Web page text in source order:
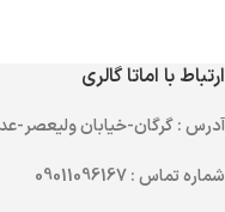
ارتباط با اماتا گالری
آدرس: گرگان-خیابان ولیعصر-عدالت 16-
شماره تماس: 09011096167